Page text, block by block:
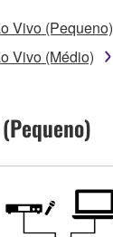
Vivo (Pequeno)
Vivo (Médio)